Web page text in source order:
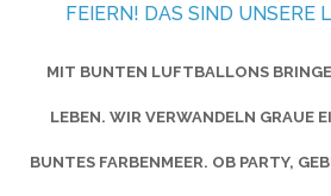
FEIERN! DAS SIND UNSERE
MIT BUNTEN LUFTBALLONS
LEBEN. WIR VERWANDELN GRAUE
BUNTES FARBENMEER. OB PARTY,